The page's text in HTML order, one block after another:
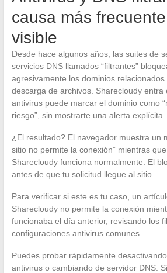
causa más
visible
Desde hace algunos años, las suites de
servicios DNS llamados “filtrantes”
agresivamente los dominios
descarga de archivos. Sharecloudy entra
antivirus puede marcar el dominio como
riesgo”, sin mostrarte una alerta explícita.
¿El resultado? El navegador muestra un
sitio no permite la conexión” mientras
Sharecloudy funciona normalmente. El
antes de que tu solicitud llegue al sitio.
Para verificar si este es tu caso, un
Sharecloudy no permite la conexión
funcionaba el día anterior, revisando los
configuraciones antivirus comunes.
Puedes probar rápidamente
antivirus o cambiando de servidor DNS.